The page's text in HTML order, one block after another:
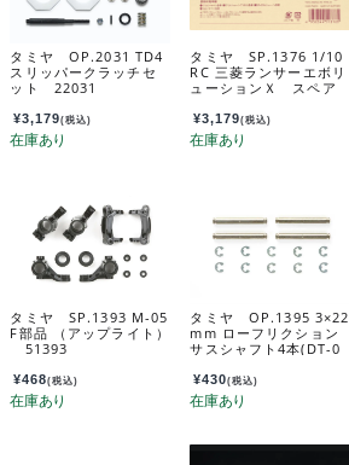
タミヤ OP.2031 TD4
スリッパークラッチセ
ット 22031
¥3,179(税込)
タミヤ SP.1376 1/10
RC 三菱ランサーエボリ
ューションＸ スペア
¥3,179(税込)
タミヤ SP.1393 M-05
F部品 （アップライト）
51393
¥468(税込)
タミヤ OP.1395 3×22
mm ローフリクション
サスシャフト4本(DT-0
¥430(税込)